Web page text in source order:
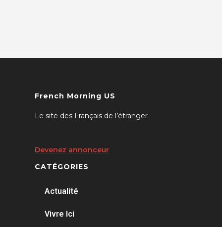
French Morning US
Le site des Français de l’étranger
Devenez annonceur
CATÉGORIES
Actualité
Vivre Ici